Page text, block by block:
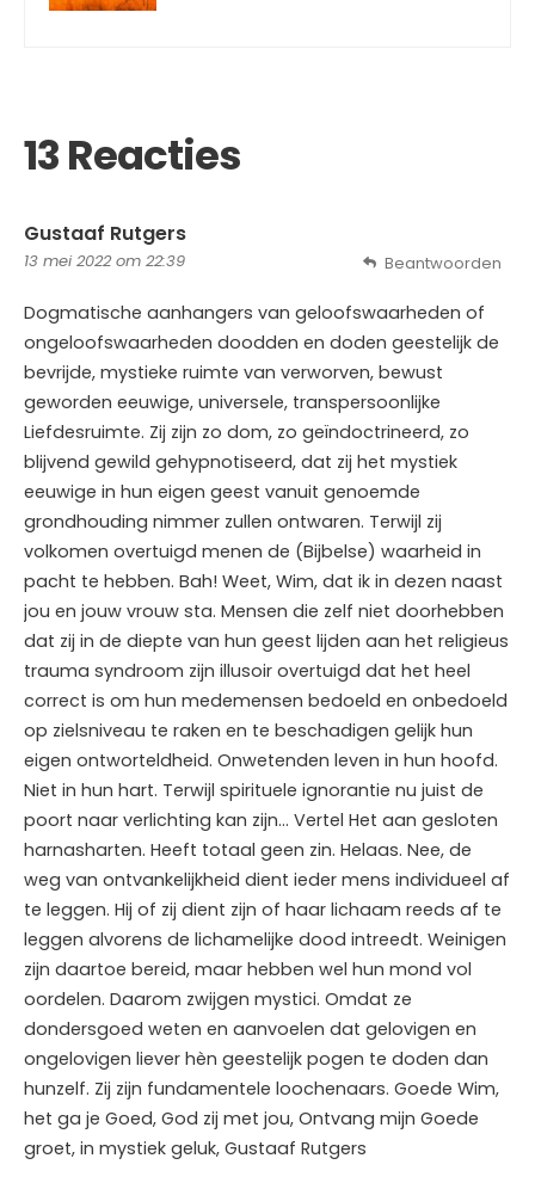
13 Reacties
Gustaaf Rutgers
13 mei 2022 om 22:39
Dogmatische aanhangers van geloofswaarheden of
ongeloofswaarheden doodden en doden geestelijk de
bevrijde, mystieke ruimte van verworven, bewust
geworden eeuwige, universele, transpersoonlijke
Liefdesruimte. Zij zijn zo dom, zo geïndoctrineerd, zo
blijvend gewild gehypnotiseerd, dat zij het mystiek
eeuwige in hun eigen geest vanuit genoemde
grondhouding nimmer zullen ontwaren. Terwijl zij
volkomen overtuigd menen de (Bijbelse) waarheid in
pacht te hebben. Bah! Weet, Wim, dat ik in dezen naast
jou en jouw vrouw sta. Mensen die zelf niet doorhebben
dat zij in de diepte van hun geest lijden aan het religieus
trauma syndroom zijn illusoir overtuigd dat het heel
correct is om hun medemensen bedoeld en onbedoeld
op zielsniveau te raken en te beschadigen gelijk hun
eigen ontworteldheid. Onwetenden leven in hun hoofd.
Niet in hun hart. Terwijl spirituele ignorantie nu juist de
poort naar verlichting kan zijn… Vertel Het aan gesloten
harnasharten. Heeft totaal geen zin. Helaas. Nee, de
weg van ontvankelijkheid dient ieder mens individueel af
te leggen. Hij of zij dient zijn of haar lichaam reeds af te
leggen alvorens de lichamelijke dood intreedt. Weinigen
zijn daartoe bereid, maar hebben wel hun mond vol
oordelen. Daarom zwijgen mystici. Omdat ze
dondersgoed weten en aanvoelen dat gelovigen en
ongelovigen liever hèn geestelijk pogen te doden dan
hunzelf. Zij zijn fundamentele loochenaars. Goede Wim,
het ga je Goed, God zij met jou, Ontvang mijn Goede
groet, in mystiek geluk, Gustaaf Rutgers
Beantwoorden